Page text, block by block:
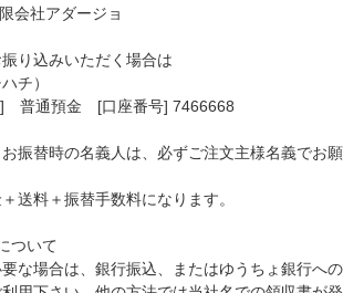
会社アダージョ
り込みいただく場合は
チ）
普通預金 [口座番号] 7466668
振替時の名義人は、必ずご注文主様名義でお願
送料＋振替手数料になります。
ついて
な場合は、銀行振込、またはゆうちょ銀行への